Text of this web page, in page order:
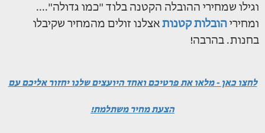
וגילו שמחירי ההובלה הקטנה בלוד "כמו גדולה"....
ומחירי הובלות קטנות אצלנו זולים מהמחיר שקיבלו
בחנות. בהרבה!
לחצו כאן - מלאו את פרטיכם ואחד היועצים שלנו יחזור אליכם עם
הצעת מחיר משתלמת!